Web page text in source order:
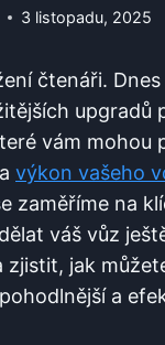
3 listopadu, 2025
čtenáři.
upgradů
vám mohou
výkon vašeho
zaměříme na
váš vůz
zjistit, jak
a